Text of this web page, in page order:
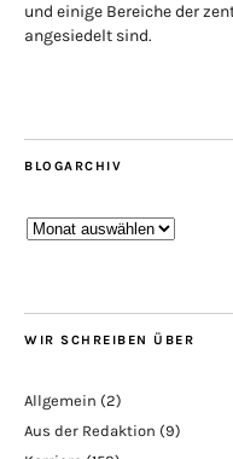
und einige Bereiche der
angesiedelt sind.
BLOGARCHIV
Blogarchiv
WIR SCHREIBEN ÜBER
Allgemein (2)
Aus der Redaktion (9)